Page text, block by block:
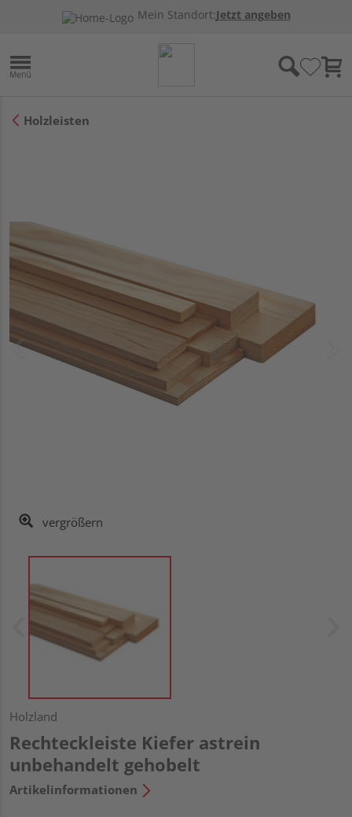
Mein Standort:Jetzt angeben
Holzleisten
vergrößern
Holzland
Rechteckleiste Kiefer astrein
unbehandelt gehobelt
Artikelinformationen